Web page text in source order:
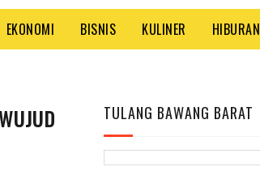
EKONOMI BISNIS KULINER HIBURAN
TULANG BAWANG BARAT